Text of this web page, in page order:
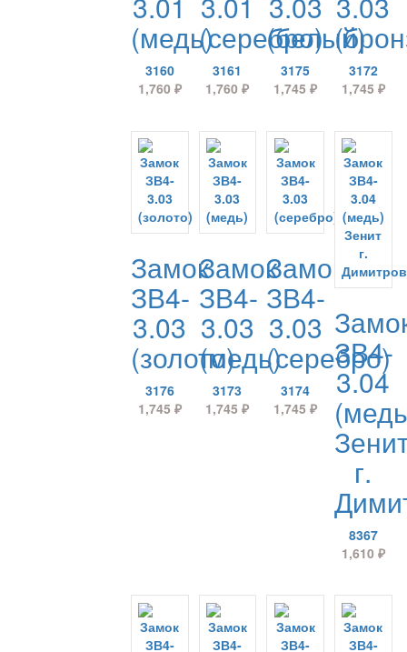
(медь)
3160
1,760 ₽
(серебро)
3161
1,760₽
(белый)
3175
1,745₽
3172
1,745 ₽
Замок
ЗВ4-
3.03
(золото)
3176
1,745 ₽
Замок
ЗВ4-
3.03
(медь)
3173
1,745₽
Замок
ЗВ4-
3.03
(серебро)
3174
1,745₽
ЗВ4-
3.04
г.
8367
1,610 ₽